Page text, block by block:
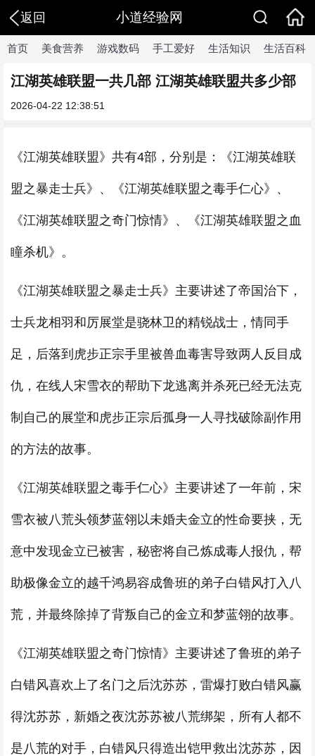
返回 小道经验网
首页 美食营养 游戏数码 手工爱好 生活知识 生活百科
江湖英雄联盟一共几部 江湖英雄联盟共多少部
2026-04-22 12:38:51
《江湖英雄联盟》共有4部，分别是：《江湖英雄联
盟之暴走士兵》、《江湖英雄联盟之毒手仁心》、
《江湖英雄联盟之奇门惊情》、《江湖英雄联盟之血
瞳杀机》。
《江湖英雄联盟之暴走士兵》主要讲述了帝国治下，
士兵龙相羽和厉展堂是骁林卫的精锐战士，情同手
足，后落到虎步正宗手里被兽血毒害导致两人反目成
仇，在线人宋雪衣的帮助下龙逃离并杀死已经无法克
制自己的展堂和虎步正宗后孤身一人寻找破除副作用
的方法的故事。
《江湖英雄联盟之毒手仁心》主要讲述了一年前，宋
雪衣被八荒头领梦蓝翎以未婚夫金立的性命要挟，无
意中发现金立已被害，秘密将自己炼成毒人报仇，帮
助极像金立的越千鸿易容成鲁班的弟子白错风打入八
荒，并最终除掉了背叛自己的金立和梦蓝翎的故事。
《江湖英雄联盟之奇门惊情》主要讲述了鲁班的弟子
白错风喜欢上了名门之后沈苏苏，雷爆打败白错风赢
得沈苏苏，新婚之夜沈苏苏被八荒绑架，所有人都不
是八荒的对手，白错风只得造出铠甲救出沈苏苏，因